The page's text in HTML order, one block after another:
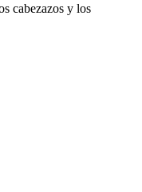
cabezazos y los